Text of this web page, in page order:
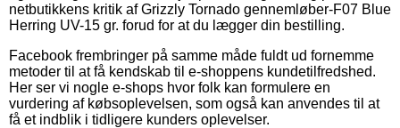
netbutikkens kritik af Grizzly Tornado gennemløber-F07 Blue
Herring UV-15 gr. forud for at du lægger din bestilling.
Facebook frembringer på samme måde fuldt ud fornemme
metoder til at få kendskab til e-shoppens kundetilfredshed.
Her ser vi nogle e-shops hvor folk kan formulere en
vurdering af købsoplevelsen, som også kan anvendes til at
få et indblik i tidligere kunders oplevelser.